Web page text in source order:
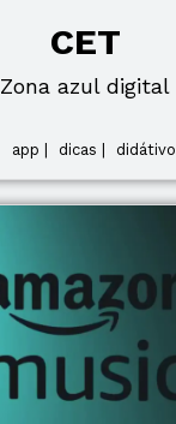
CET
Zona azul digital
app | dicas | didátivo